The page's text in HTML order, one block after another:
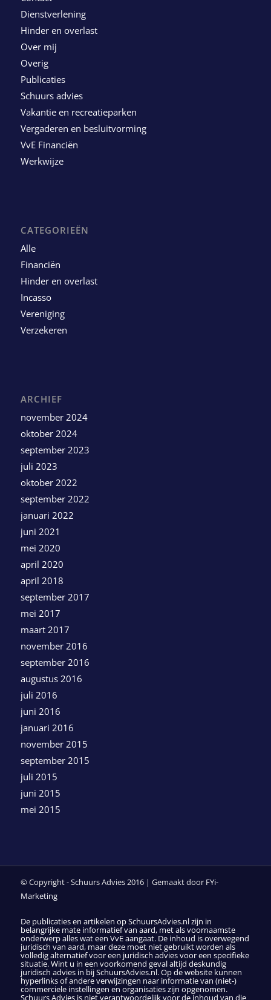
Dienstverlening
Hinder en overlast
Over mij
Overig
Publicaties
Schuurs advies
Vakantie en recreatieparken
Vergaderen en besluitvorming
VvE Financiën
Werkwijze
CATEGORIEËN
Alle
Financiën
Hinder en overlast
Incasso
Vereniging
Verzekeren
ARCHIEF
november 2024
oktober 2024
september 2023
juli 2023
oktober 2022
september 2022
januari 2022
juni 2021
mei 2020
april 2020
april 2018
september 2017
mei 2017
maart 2017
november 2016
september 2016
augustus 2016
juli 2016
juni 2016
januari 2016
november 2015
september 2015
juli 2015
juni 2015
mei 2015
© Copyright - Schuurs Advies 2016 | Gemaakt door FYi-
Marketing
De publicaties en artikelen op SchuursAdvies.nl zijn in
belangrijke mate informatief van aard, met als voornaamste
onderwerp alles wat een VvE aangaat. De inhoud is overwegend
juridisch van aard, maar deze moet niet gebruikt worden als
volledig alternatief voor een juridisch advies voor een specifieke
situatie. Wint u in een voorkomend geval altijd deskundig
juridisch advies in bij SchuursAdvies.nl. Op de website kunnen
hyperlinks of andere verwijzingen naar informatie van (niet-)
commerciele instellingen en organisaties zijn opgenomen.
Schuurs Advies is niet verantwoordelijk voor de inhoud van die